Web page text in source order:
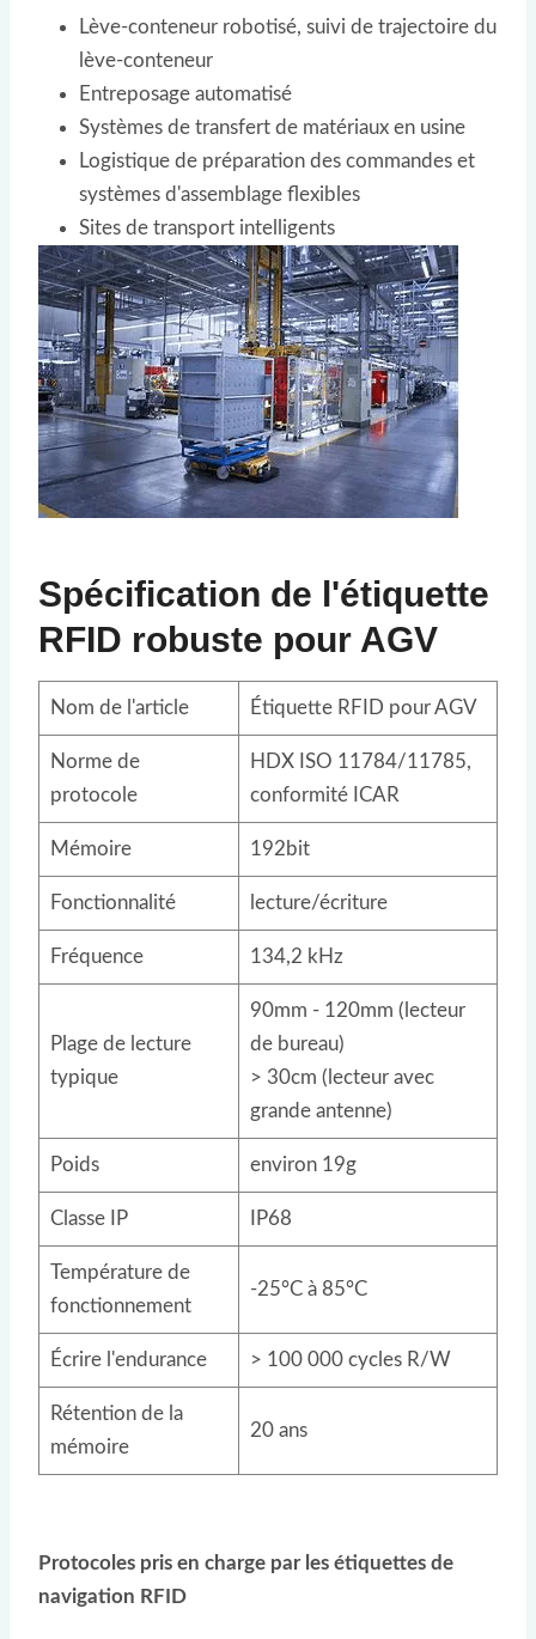
Lève-conteneur robotisé, suivi de trajectoire du
lève-conteneur
Entreposage automatisé
Systèmes de transfert de matériaux en usine
Logistique de préparation des commandes et
systèmes d'assemblage flexibles
Sites de transport intelligents
Spécification de l'étiquette
RFID robuste pour AGV
Nom de l'article Étiquette RFID pour AGV
Norme de
protocole
HDX ISO 11784/11785,
conformité ICAR
Mémoire 192bit
Fonctionnalité lecture/écriture
Fréquence 134,2 kHz
Plage de lecture
typique
90mm - 120mm (lecteur
de bureau)
> 30cm (lecteur avec
grande antenne)
Poids environ 19g
Classe IP IP68
Température de
fonctionnement
-25°C à 85°C
Écrire l'endurance > 100 000 cycles R/W
Rétention de la
mémoire
20 ans
Protocoles pris en charge par les étiquettes de
navigation RFID